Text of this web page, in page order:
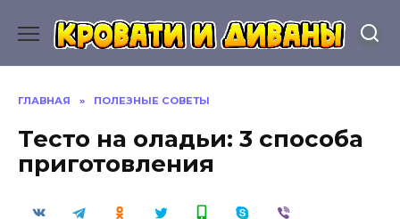
содержанию
ГЛАВНАЯ » ПОЛЕЗНЫЕ СОВЕТЫ
Тесто на оладьи: 3 способа
приготовления